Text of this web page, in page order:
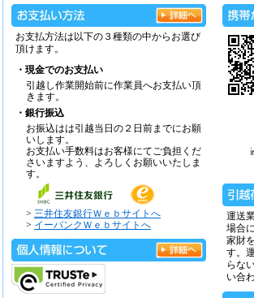
お支払方法は以下の３種類の中からお選び
頂けます。
・現金でのお支払い
引越し作業開始前に作業員へお支払い頂
きます。
・銀行振込
お振込はは引越当日の２日前までにお願
いします。
お支払い手数料はお客様にてご負担くだ
さいますよう、よろしくお願いいたしま
す。
> 三井住友銀行Ｗｅｂサイトへ
> イーバンクＷｅｂサイトへ
運送
場合
家財
す。
らな
い合